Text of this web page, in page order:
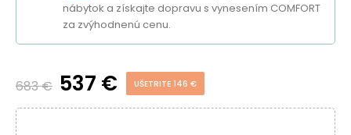
nábytok a získajte dopravu s vynesením COMFORT
za zvýhodnenú cenu.
683 € 537 € UŠETRITE 146 €